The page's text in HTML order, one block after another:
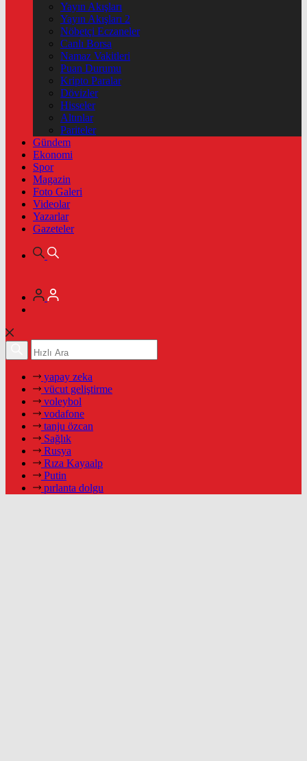
Yayın Akışları
Yayın Akışları 2
Nöbetçi Eczaneler
Canlı Borsa
Namaz Vakitleri
Puan Durumu
Kripto Paralar
Dövizler
Hisseler
Altınlar
Pariteler
Gündem
Ekonomi
Spor
Magazin
Foto Galeri
Videolar
Yazarlar
Gazeteler
yapay zeka
vücut geliştirme
voleybol
vodafone
tanju özcan
Sağlık
Rusya
Rıza Kayaalp
Putin
pırlanta dolgu